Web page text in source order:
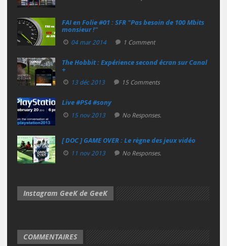
FAI en Folie #01 : SFR "Pas besoin de 100 Mbits
monsieur !"
04 mar 2014 1 Comment
The Hobbit : Expérience second écran sur Canal
+
13 déc 2013 15 Comments
Live #PS4 #sony
15 nov 2013 No Responses.
[ DOC ] GAME OVER : Le règne des jeux vidéo
11 nov 2013 No Responses.
Instagram GeeK de GeeK
COMMENTAIRES